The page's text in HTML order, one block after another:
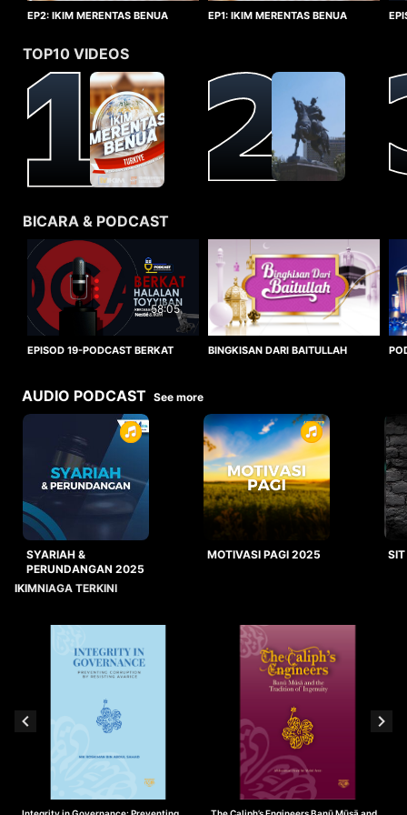
EP2: IKIM MERENTAS BENUA
EP1: IKIM MERENTAS BENUA
TOP10 VIDEOS
BICARA & PODCAST
58:05
EPISOD 19-PODCAST BERKAT
BINGKISAN DARI BAITULLAH
AUDIO PODCAST See more
SYARIAH &
PERUNDANGAN 2025
MOTIVASI PAGI 2025
IKIMNIAGA TERKINI